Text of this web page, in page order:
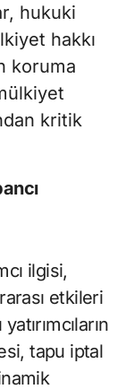
hukuki
hakkı
koruma
kritik
ilgisi,
etkileri
tapu iptal